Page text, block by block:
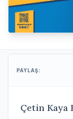
PAYLAŞ:
Çetin Kaya